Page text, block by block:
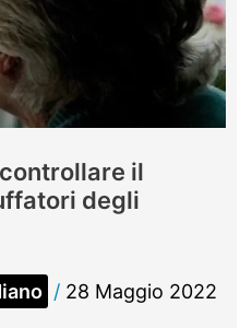
il
degli
/ 28 Maggio 2022